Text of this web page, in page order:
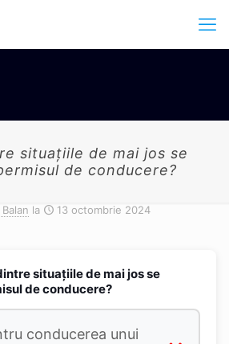
situaţiile de mai jos se
de conducere?
la 13 octombrie 2024
situaţiile de mai jos se
de conducere?
conducerea unui